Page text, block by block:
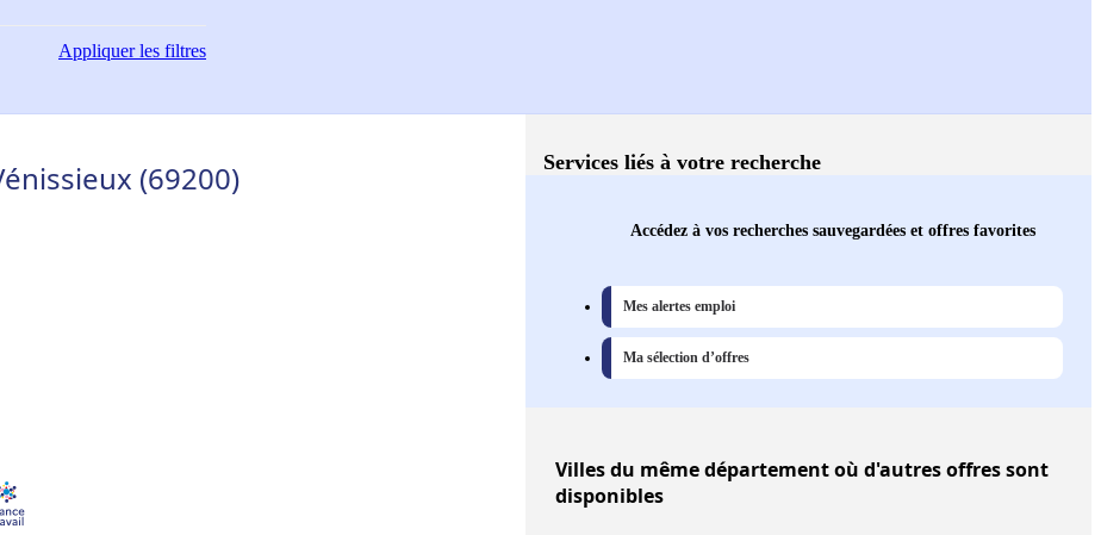
Appliquerles filtres
(69200) Services liés à votre recherche
Accédez à vos recherches sauvegardées et offres favorites
Mes alertes emploi
Ma sélection d’offres
Villesdu même département où d'autres offres sont
disponibles